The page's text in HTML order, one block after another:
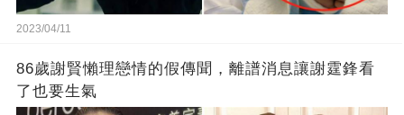
2023/04/11
86歲謝賢懶理戀情的假傳聞，離譜消息讓謝霆鋒看
了也要生氣